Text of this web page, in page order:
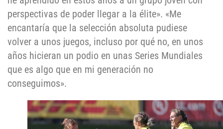
perspectivas de poder llegar a la élite». «Me
encantaría que la selección absoluta pudiese
volver a unos juegos, incluso por qué no, en unos
años hicieran un podio en unas Series Mundiales
que es algo que en mi generación no
conseguimos».